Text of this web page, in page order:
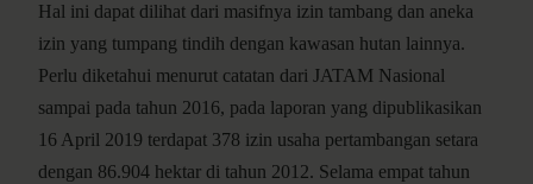
Hal ini dapat dilihat dari masifnya izin tambang dan aneka
izin yang tumpang tindih dengan kawasan hutan lainnya.
Perlu diketahui menurut catatan dari JATAM Nasional
sampai pada tahun 2016, pada laporan yang dipublikasikan
16 April 2019 terdapat 378 izin usaha pertambangan setara
dengan 86.904 hektar di tahun 2012. Selama empat tahun